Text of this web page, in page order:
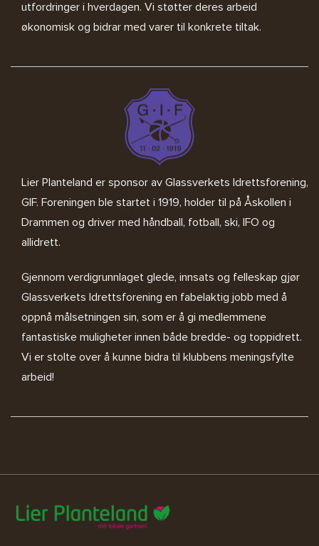
utfordringer i hverdagen. Vi støtter deres arbeid
økonomisk og bidrar med varer til konkrete tiltak.
Lier Planteland er sponsor av Glassverkets Idrettsforening,
GIF. Foreningen ble startet i 1919, holder til på Åskollen i
Drammen og driver med håndball, fotball, ski, IFO og
allidrett.
Gjennom verdigrunnlaget glede, innsats og felleskap gjør
Glassverkets Idrettsforening en fabelaktig jobb med å
oppnå målsetningen sin, som er å gi medlemmene
fantastiske muligheter innen både bredde- og toppidrett.
Vi er stolte over å kunne bidra til klubbens meningsfylte
arbeid!